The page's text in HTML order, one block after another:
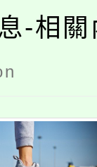
-相關